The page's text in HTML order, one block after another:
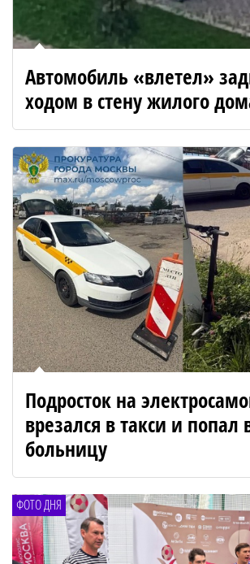
Автомобиль «влетел»
ходом в стену жилого
Подросток на
врезался в такси и попал
больницу
ФОТО ДНЯ